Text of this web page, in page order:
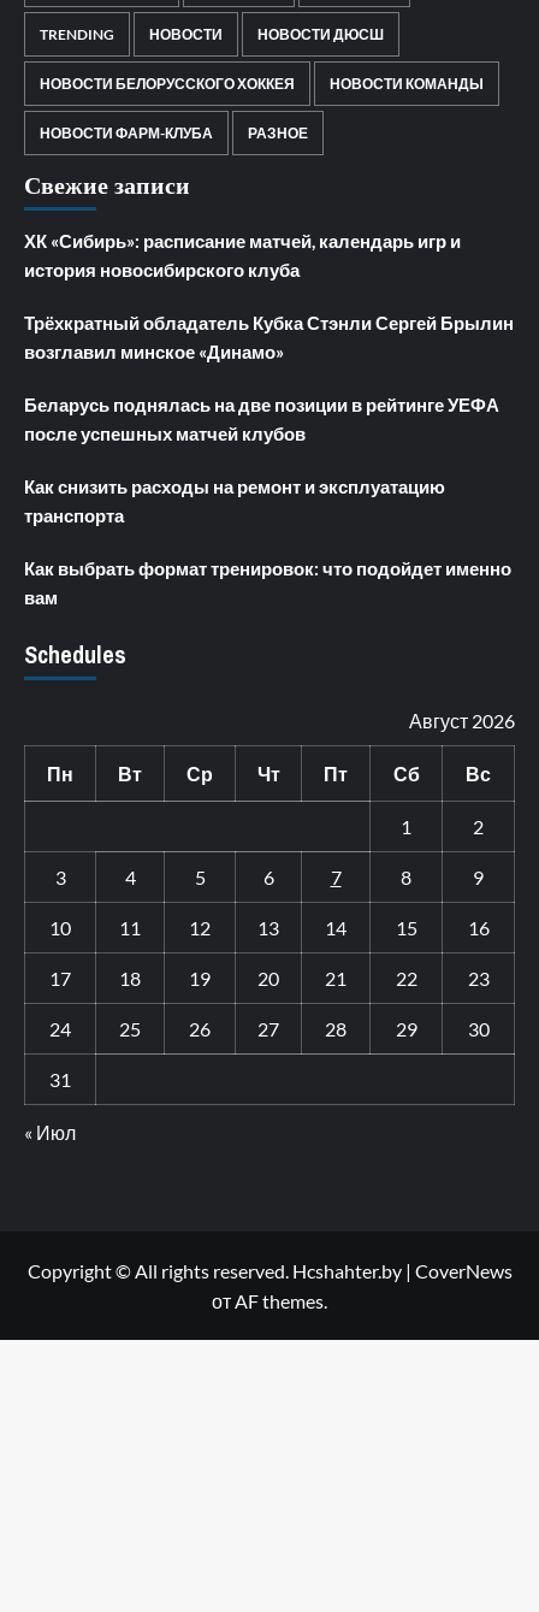
TRENDING НОВОСТИ НОВОСТИ ДЮСШ
НОВОСТИ БЕЛОРУССКОГО ХОККЕЯ НОВОСТИ КОМАНДЫ
НОВОСТИ ФАРМ-КЛУБА РАЗНОЕ
Свежие записи
ХК «Сибирь»: расписание матчей, календарь игр и
история новосибирского клуба
Трёхкратный обладатель Кубка Стэнли Сергей Брылин
возглавил минское «Динамо»
Беларусь поднялась на две позиции в рейтинге УЕФА
после успешных матчей клубов
Как снизить расходы на ремонт и эксплуатацию
транспорта
Как выбрать формат тренировок: что подойдет именно
вам
Schedules
Август 2026
Пн Вт Ср Чт Пт Сб Вс
1 2
3 4 5 6 7 8 9
10 11 12 13 14 15 16
17 18 19 20 21 22 23
24 25 26 27 28 29 30
31
« Июл
Copyright © All rights reserved. Hcshahter.by | CoverNews
от AF themes.